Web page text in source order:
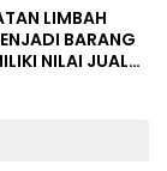
LIMBAH
BARANG
NILAI JUAL